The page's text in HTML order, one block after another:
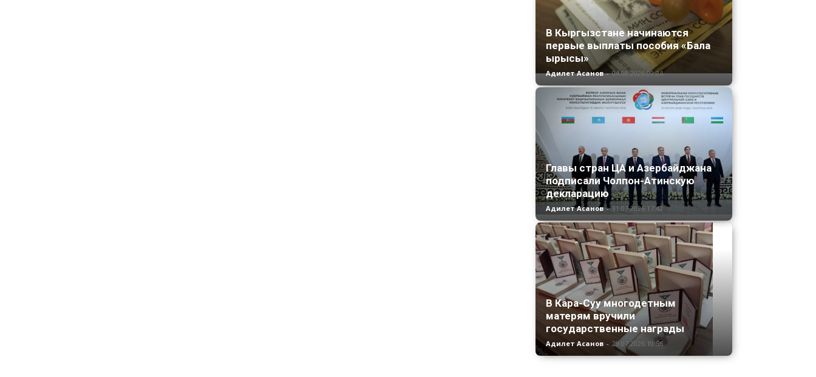
В Кыргызстане начинаются
первые выплаты пособия «Бала
ырысы»
Адилет Асанов - 04.08.2026 09:24
Главы стран ЦА и Азербайджана
подписали Чолпон-Атинскую
декларацию
Адилет Асанов - 31.07.2026 17:42
В Кара-Суу многодетным
матерям вручили
государственные награды
Адилет Асанов - 29.07.2026 10:56